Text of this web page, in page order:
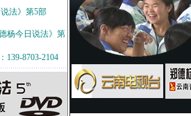
法》第5部
杨今日说法》第
139-8703-2104